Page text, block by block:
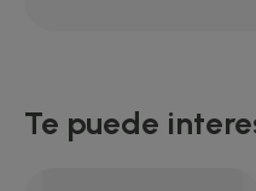
Te puede